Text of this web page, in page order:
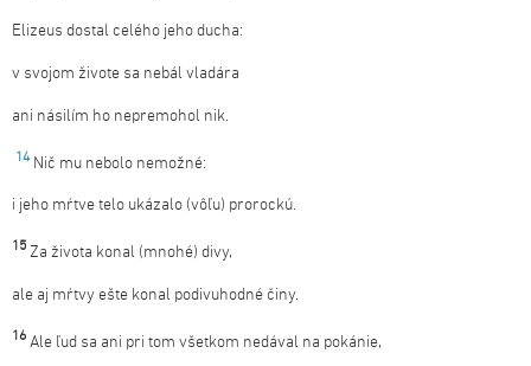
Elizeus dostal celého jeho ducha:
v svojom živote sa nebál vladára
ani násilím ho nepremohol nik.
14 Nič mu nebolo nemožné:
i jeho mŕtve telo ukázalo (vôľu) prorockú.
15 Za života konal (mnohé) divy,
ale aj mŕtvy ešte konal podivuhodné činy.
16 Ale ľud sa ani pri tom všetkom nedával na pokánie,